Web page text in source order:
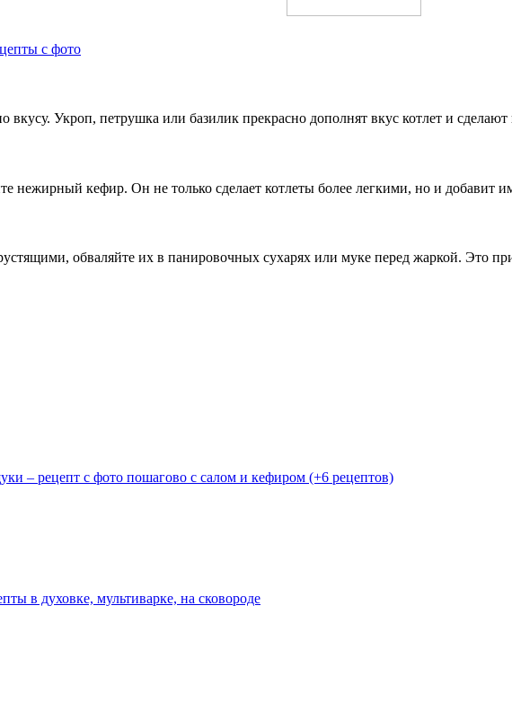
с фото
вкусу. Укроп, петрушка или базилик прекрасно дополнят вкус котлет и
нежирный кефир. Он не только сделает котлеты более легкими, но и добавит
обваляйте их в панировочных сухарях или муке перед жаркой. Это
– рецепт с фото пошагово с салом и кефиром (+6 рецептов)
в духовке, мультиварке, на сковороде